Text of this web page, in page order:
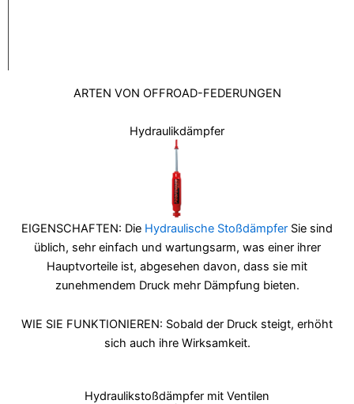
ARTEN VON OFFROAD-FEDERUNGEN
Hydraulikdämpfer
EIGENSCHAFTEN: Die Hydraulische Stoßdämpfer Sie sind
üblich, sehr einfach und wartungsarm, was einer ihrer
Hauptvorteile ist, abgesehen davon, dass sie mit
zunehmendem Druck mehr Dämpfung bieten.
WIE SIE FUNKTIONIEREN: Sobald der Druck steigt, erhöht
sich auch ihre Wirksamkeit.
Hydraulikstoßdämpfer mit Ventilen